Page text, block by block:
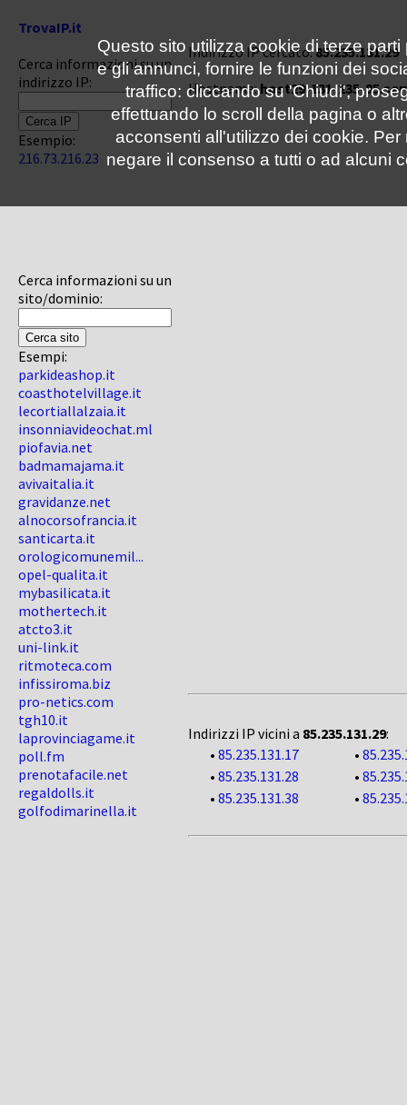
TrovaIP.it
Cerca informazioni su un
indirizzo IP:
Esempio:
216.73.216.23
Cerca informazioni su un
sito/dominio:
Esempi:
parkideashop.it
coasthotelvillage.it
lecortiallalzaia.it
insonniavideochat.ml
piofavia.net
badmamajama.it
avivaitalia.it
gravidanze.net
alnocorsofrancia.it
santicarta.it
orologicomunemil...
opel-qualita.it
mybasilicata.it
mothertech.it
atcto3.it
uni-link.it
ritmoteca.com
infissiroma.biz
pro-netics.com
tgh10.it
laprovinciagame.it
poll.fm
prenotafacile.net
regaldolls.it
golfodimarinella.it
Indirizzo IP cercato:85.235.131.29
Hostname:host29-131-235-
Indirizzi IP vicini a 85.235.131.29:
• 85.235.131.17 •
• 85.235.131.28 •
• 85.235.131.38 •
Questo sito utilizza cookie di terze
e gli annunci, fornire le funzioni dei
traffico: cliccando su 'Chiudi',
effettuando lo scroll della pagina o
acconsenti all'utilizzo dei cookie.
negare il consenso a tutti o ad alcuni